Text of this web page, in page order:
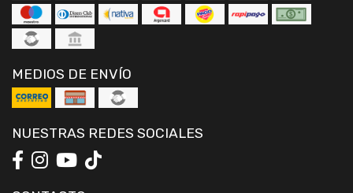
MEDIOS DE ENVÍO
NUESTRAS REDES SOCIALES